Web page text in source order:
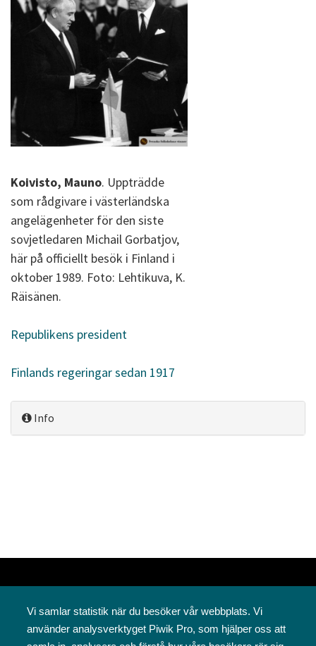
Koivisto, Mauno. Uppträdde
som rådgivare i västerländska
angelägenheter för den siste
sovjetledaren Michail Gorbatjov,
här på officiellt besök i Finland i
oktober 1989. Foto: Lehtikuva, K.
Räisänen.
Republikens president
Finlands regeringar sedan 1917
Info
Vi samlar statistik när du besöker vår webbplats. Vi
använder analysverktyget Piwik Pro, som hjälper oss att